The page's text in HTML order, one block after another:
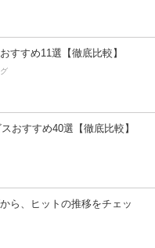
すすめ11選【徹底比較】
おすすめ40選【徹底比較】
ら、ヒットの推移をチェッ